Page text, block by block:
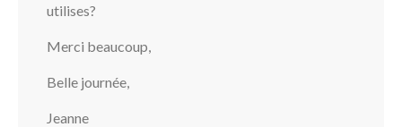
utilises?
Merci beaucoup,
Belle journée,
Jeanne